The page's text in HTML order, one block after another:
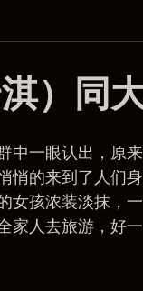
）同
中一眼认出，原
悄的来到了人们
女孩浓装淡抹，
家人去旅游，好